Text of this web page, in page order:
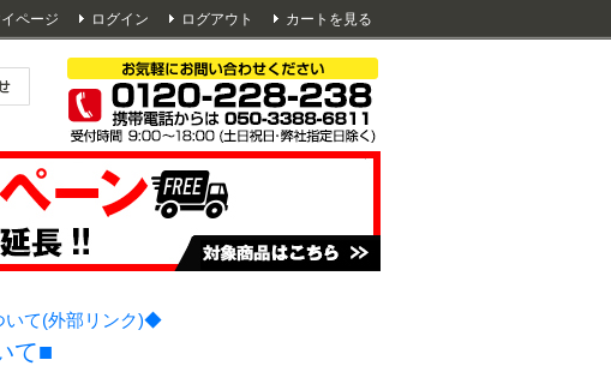
ページ ログイン ログアウト カートを見る
いて(外部リンク)◆
て■